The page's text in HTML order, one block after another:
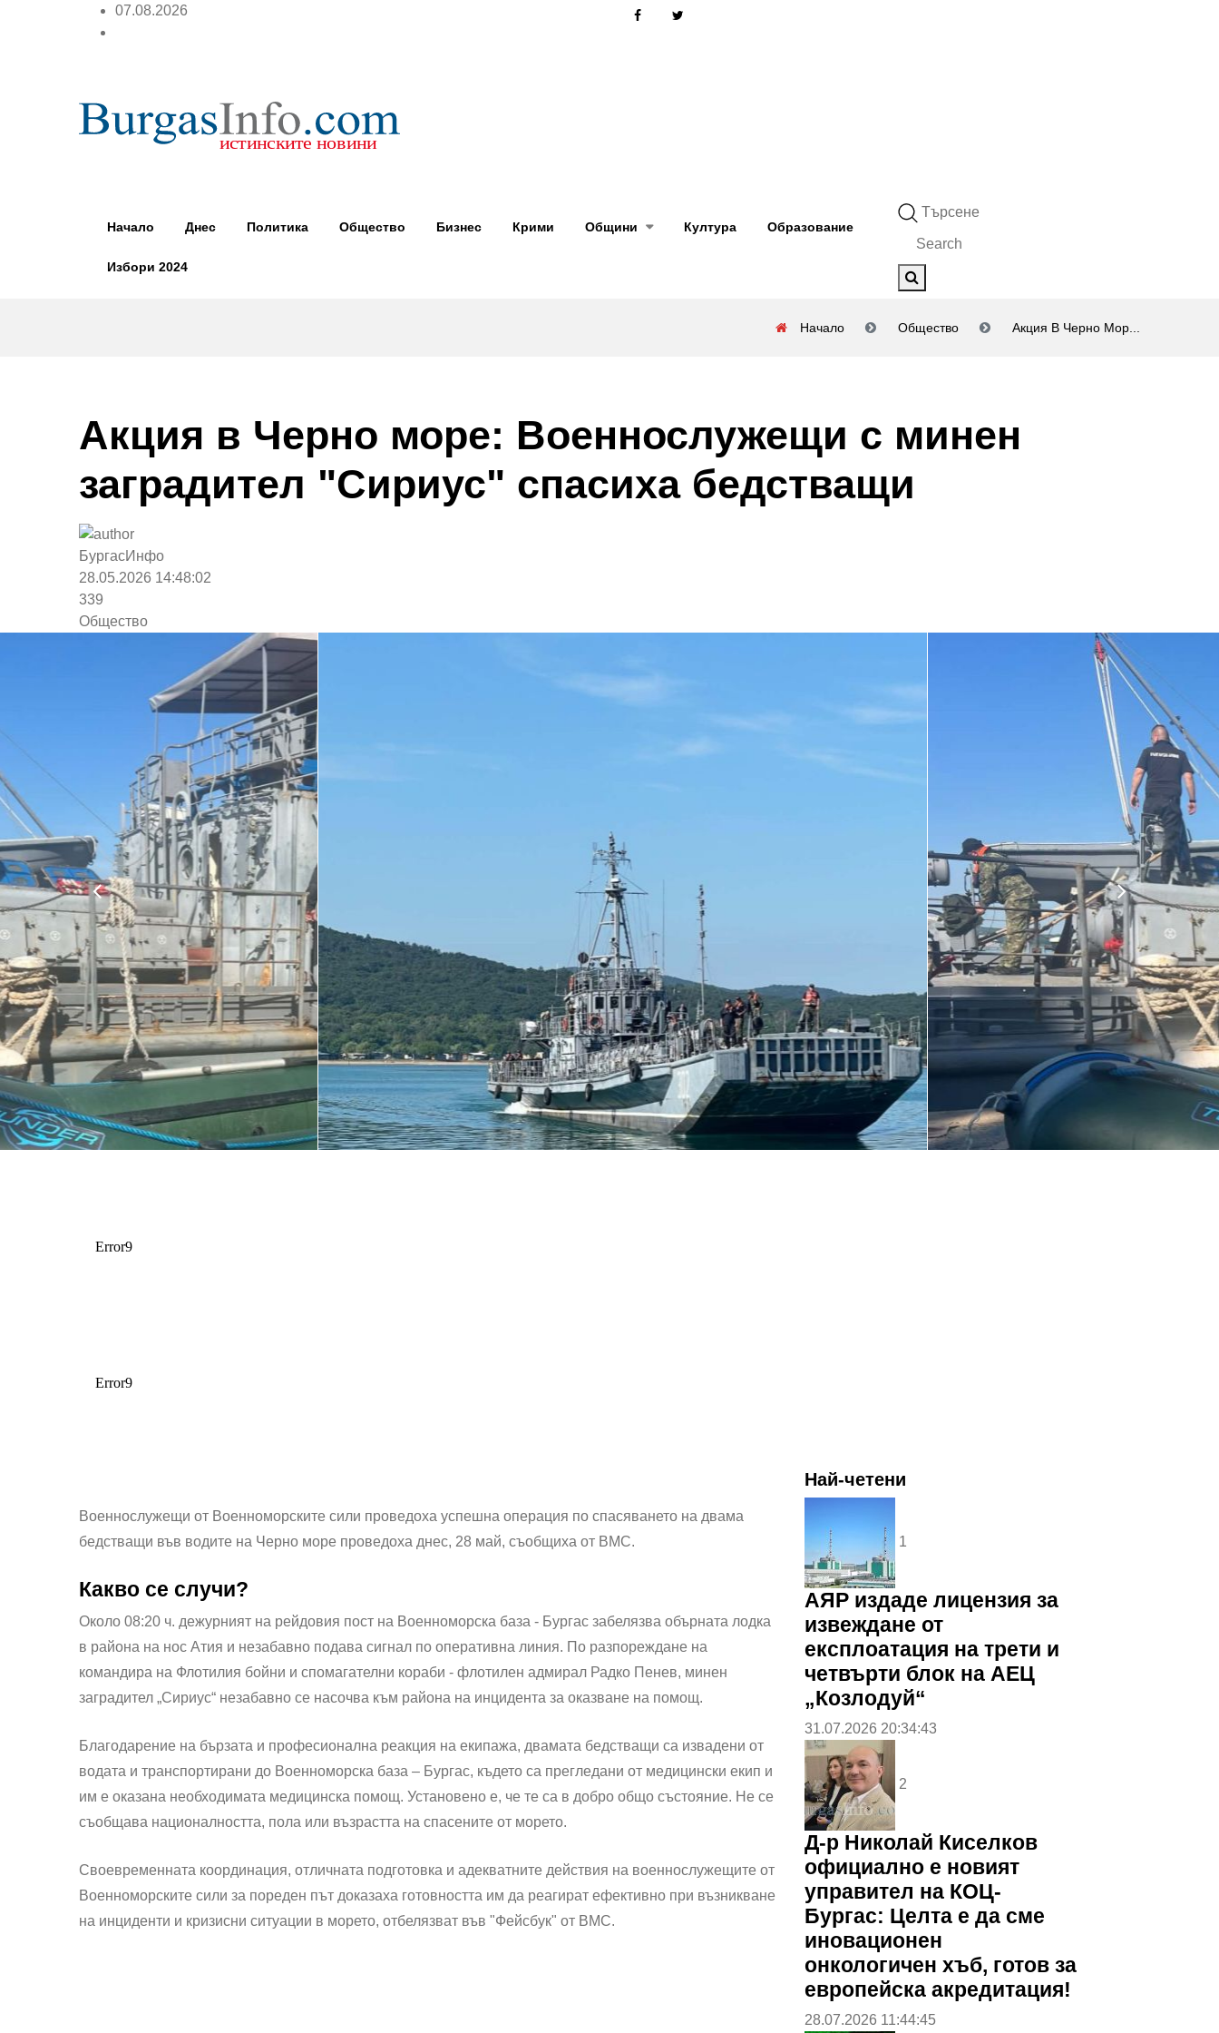
07.08.2026
Начало Днес Политика Общество Бизнес Крими Общини Култура Образование
Избори 2024
Търсене
Начало Общество Акция В Черно Мор...
Акция в Черно море: Военнослужещи с минен
заградител "Сириус" спасиха бедстващи
БургасИнфо
28.05.2026 14:48:02
339
Общество
Военнослужещи от Военноморските сили проведоха успешна операция по спасяването на двама
бедстващи във водите на Черно море проведоха днес, 28 май, съобщиха от ВМС.
Какво се случи?
Около 08:20 ч. дежурният на рейдовия пост на Военноморска база - Бургас забелязва обърната лодка
в района на нос Атия и незабавно подава сигнал по оперативна линия. По разпореждане на
командира на Флотилия бойни и спомагателни кораби - флотилен адмирал Радко Пенев, минен
заградител „Сириус“ незабавно се насочва към района на инцидента за оказване на помощ.
Благодарение на бързата и професионална реакция на екипажа, двамата бедстващи са извадени от
водата и транспортирани до Военноморска база – Бургас, където са прегледани от медицински екип и
им е оказана необходимата медицинска помощ. Установено е, че те са в добро общо състояние. Не се
съобщава националността, пола или възрастта на спасените от морето.
Своевременната координация, отличната подготовка и адекватните действия на военнослужещите от
Военноморските сили за пореден път доказаха готовността им да реагират ефективно при възникване
на инциденти и кризисни ситуации в морето, отбелязват във "Фейсбук" от ВМС.
Най-четени
1
АЯР издаде лицензия за
извеждане от
експлоатация на трети и
четвърти блок на АЕЦ
„Козлодуй“
31.07.2026 20:34:43
2
Д-р Николай Киселков
официално е новият
управител на КОЦ-
Бургас: Целта е да сме
иновационен
онкологичен хъб, готов за
европейска акредитация!
28.07.2026 11:44:45